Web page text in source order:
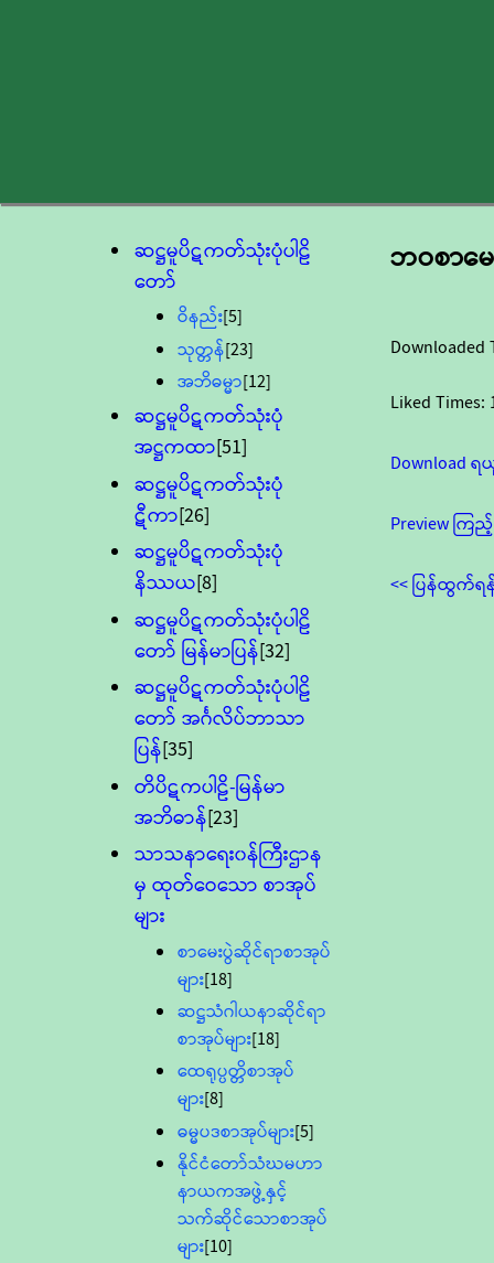
ဆဋ္ဌမူပိဋကတ်သုံးပုံပါဠိ
တော်
ဝိနည်း[5]
သုတ္တန်[23]
အဘိဓမ္မာ[12]
ဆဋ္ဌမူပိဋကတ်သုံးပုံ
အဋ္ဌကထာ[51]
ဆဋ္ဌမူပိဋကတ်သုံးပုံ
ဋီကာ[26]
ဆဋ္ဌမူပိဋကတ်သုံးပုံ
နိဿယ[8]
ဆဋ္ဌမူပိဋကတ်သုံးပုံပါဠိ
တော် မြန်မာပြန်[32]
ဆဋ္ဌမူပိဋကတ်သုံးပုံပါဠိ
တော် အင်္ဂလိပ်ဘာသာ
ပြန်[35]
တိပိဋကပါဠိ-မြန်မာ
အဘိဓာန်[23]
သာသနာရေး၀န်ကြီးဌာန
မှ ထုတ်ဝေသော စာအုပ်
များ
စာမေးပွဲဆိုင်ရာစာအုပ်
များ[18]
ဆဋ္ဌသံဂါယနာဆိုင်ရာ
စာအုပ်များ[18]
ထေရုပ္ပတ္တိစာအုပ်
များ[8]
ဓမ္မပဒစာအုပ်များ[5]
နိုင်ငံတော်သံဃမဟာ
နာယကအဖွဲ့နှင့်
သက်ဆိုင်သောစာအုပ်
များ[10]
ဘဝစာမ
Downloaded
Liked Times:
Download
Preview ကြ
<< ပြန်ထွက်ရ